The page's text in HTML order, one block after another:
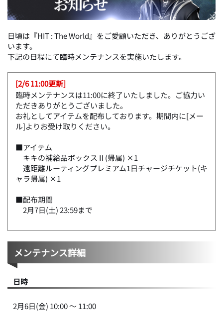
日頃は『HIT : The World』をご愛顧いただき、ありがとうござ
います。
下記の日程にて臨時メンテナンスを実施いたします。
[2/6 11:00更新]
臨時メンテナンスは11:00に終了いたしました。ご協力い
ただきありがとうございました。
お礼としてアイテムを配布しております。期間内に[メー
ル]よりお受け取りください。
■アイテム
キキの補給品ボックスⅡ(帰属) ×1
遠距離ルーティングプレミアム1日チャージチケット(キ
ャラ帰属) ×1
■配布期間
2月7日(土) 23:59まで
メンテナンス詳細
日時
2月6日(金) 10:00 ～ 11:00